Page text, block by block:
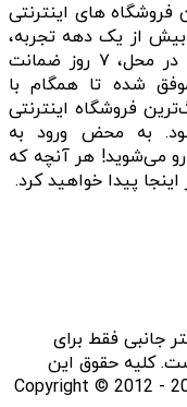
های اینترنتی
بیش از یک دهه تجربه،
با پایبندی به سه اصل کلیدی، پرداخت در محل، ۷ روز ضمانت
شده تا همگام با
فروشگاه اینترنتی
به محض ورود به
رو می‌شوید! هر آنچه که
پیدا خواهید کرد.
جانبی فقط برای
کلیه حقوق این